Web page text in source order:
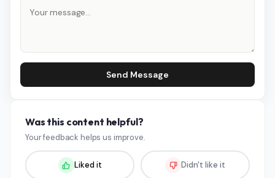
Send Message
Was this content helpful?
Your feedback helps us improve.
Liked it Didn't like it